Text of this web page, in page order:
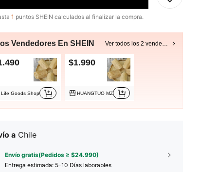
1 puntos SHEIN calculados al finalizar la compra.
Vendedores En SHEIN Ver todos los 2 vendedores
Life Goods Shop
$1.990
HUANGTUO MZ
a Chile
Envío gratis(Pedidos ≥ $24.990)
Entrega estimada: 5-10 Días laborables